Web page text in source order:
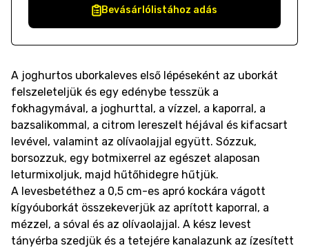
Bevásárlólistához adás
A joghurtos uborkaleves első lépéseként az uborkát
felszeleteljük és egy edénybe tesszük a
fokhagymával, a joghurttal, a vízzel, a kaporral, a
bazsalikommal, a citrom lereszelt héjával és kifacsart
levével, valamint az olívaolajjal együtt. Sózzuk,
borsozzuk, egy botmixerrel az egészet alaposan
leturmixoljuk, majd hűtőhidegre hűtjük.
A levesbetéthez a 0,5 cm-es apró kockára vágott
kígyóuborkát összekeverjük az aprított kaporral, a
mézzel, a sóval és az olívaolajjal. A kész levest
tányérba szedjük és a tetejére kanalazunk az ízesített